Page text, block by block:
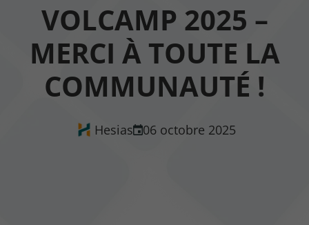
VOLCAMP 2025 –
MERCI À TOUTE LA
COMMUNAUTÉ !
Hesias 06 octobre 2025